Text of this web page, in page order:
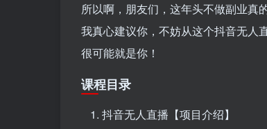
所以啊，朋友们，这年头不做副业真
我真心建议你，不妨从这个抖音无人
很可能就是你！
课程目录
抖音无人直播【项目介绍】